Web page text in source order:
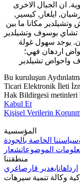
اردهان هو 5 درجة مئوية. ان الجبال الاخرى
ايلغار, كيسير,
وتشيلدير مكانا ما بين
تشاي بوسوف وتشيلدير
يوجد سهول غولة
اردهان فهي؛
Bu kuruluşun
Ticari Elektronik İleti
Hak Bildirgesi metinleri
Kabul Et
Kişisel Verilerin
المؤسسية
سياستنا الخاصة بالجودة
الموضوعات
منطقتنا
ارداهانايغدير قارصاغري
وكالة تنمية سيرهات